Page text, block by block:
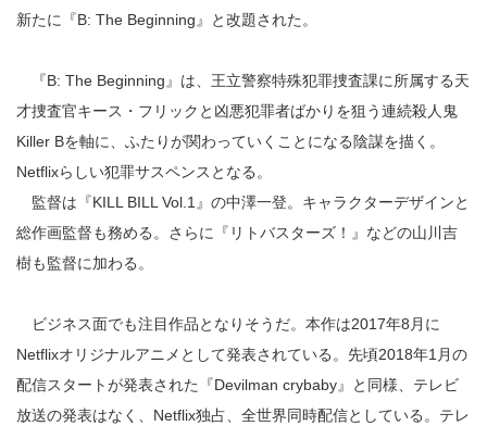
新たに『B: The Beginning』と改題された。
『B: The Beginning』は、王立警察特殊犯罪捜査課に所属する天
才捜査官キース・フリックと凶悪犯罪者ばかりを狙う連続殺人鬼
Killer Bを軸に、ふたりが関わっていくことになる陰謀を描く。
Netflixらしい犯罪サスペンスとなる。
監督は『KILL BILL Vol.1』の中澤一登。キャラクターデザインと
総作画監督も務める。さらに『リトバスターズ！』などの山川吉
樹も監督に加わる。
ビジネス面でも注目作品となりそうだ。本作は2017年8月に
Netflixオリジナルアニメとして発表されている。先頃2018年1月の
配信スタートが発表された『Devilman crybaby』と同様、テレビ
放送の発表はなく、Netflix独占、全世界同時配信としている。テレ